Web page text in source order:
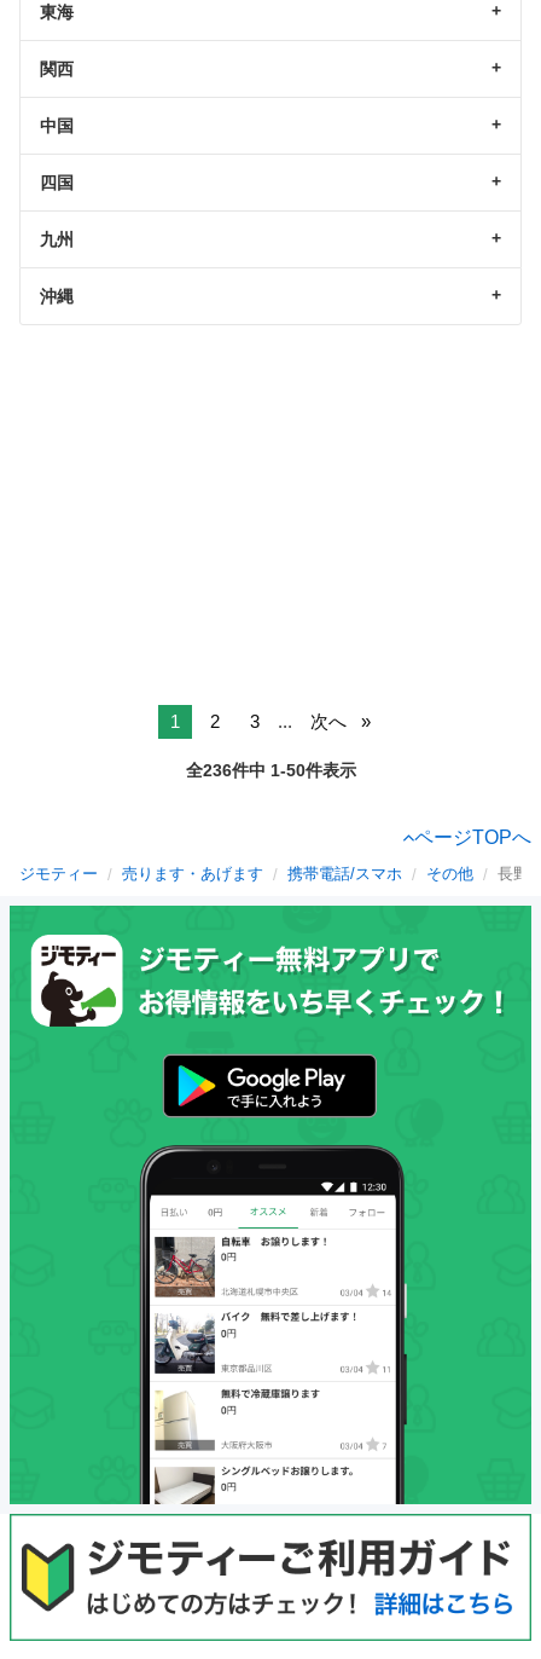
東海
関西
中国
四国
九州
沖縄
1 2 3 ... 次へ
全236件中 1-50件表示
ページTOPへ
ジモティー 売ります・あげます 携帯電話/スマホ その他 長野